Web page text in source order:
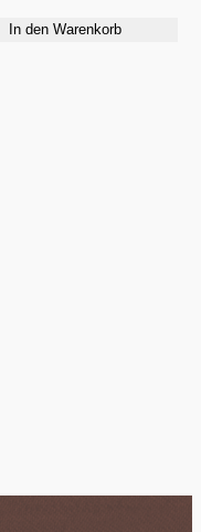
war:
ist:
In den Warenkorb